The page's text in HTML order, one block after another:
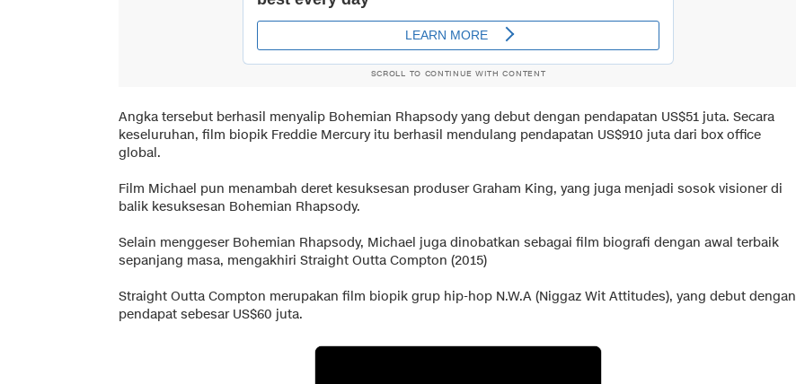
SCROLL TO CONTINUE WITH CONTENT
Angka tersebut berhasil menyalip Bohemian Rhapsody yang debut dengan pendapatan US$51 juta. Secara
keseluruhan, film biopik Freddie Mercury itu berhasil mendulang pendapatan US$910 juta dari box office
global.
Film Michael pun menambah deret kesuksesan produser Graham King, yang juga menjadi sosok visioner di
balik kesuksesan Bohemian Rhapsody.
Selain menggeser Bohemian Rhapsody, Michael juga dinobatkan sebagai film biografi dengan awal terbaik
sepanjang masa, mengakhiri Straight Outta Compton (2015)
Straight Outta Compton merupakan film biopik grup hip-hop N.W.A (Niggaz Wit Attitudes), yang debut dengan
pendapat sebesar US$60 juta.